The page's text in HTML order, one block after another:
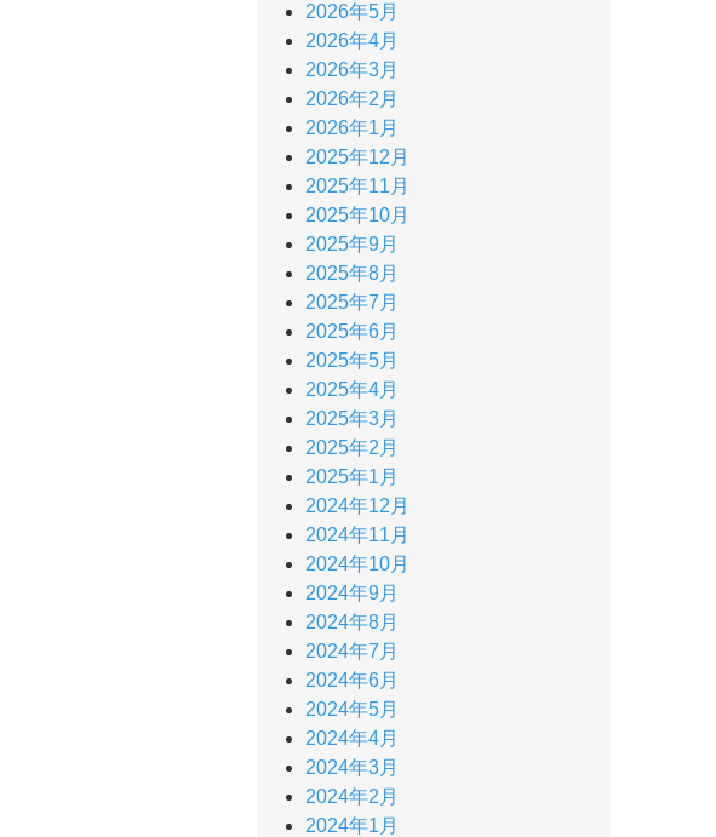
2026年5月
2026年4月
2026年3月
2026年2月
2026年1月
2025年12月
2025年11月
2025年10月
2025年9月
2025年8月
2025年7月
2025年6月
2025年5月
2025年4月
2025年3月
2025年2月
2025年1月
2024年12月
2024年11月
2024年10月
2024年9月
2024年8月
2024年7月
2024年6月
2024年5月
2024年4月
2024年3月
2024年2月
2024年1月